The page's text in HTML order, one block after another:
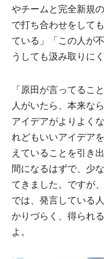
やチームと完全新規
で打ち合わせをして
ている」「この人が
うしても汲み取りに
「原田が言ってるこ
人がいたら、本来な
アイデアがよりよく
れどもいいアイデア
えていることを引き
間になるはずで、少
てきました。ですが
では、発言している
かりづらく、得られ
よ。